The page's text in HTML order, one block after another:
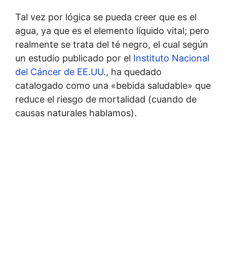
Tal vez por lógica se pueda creer que es el
agua, ya que es el elemento líquido vital; pero
realmente se trata del té negro, el cual según
un estudio publicado por el Instituto Nacional
del Cáncer de EE.UU., ha quedado
catalogado como una «bebida saludable» que
reduce el riesgo de mortalidad (cuando de
causas naturales hablamos).